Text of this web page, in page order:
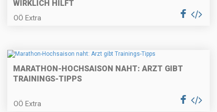
WIRKLICH HILFT
OÖ Extra
MARATHON-HOCHSAISON NAHT: ARZT GIBT
TRAININGS-TIPPS
OÖ Extra